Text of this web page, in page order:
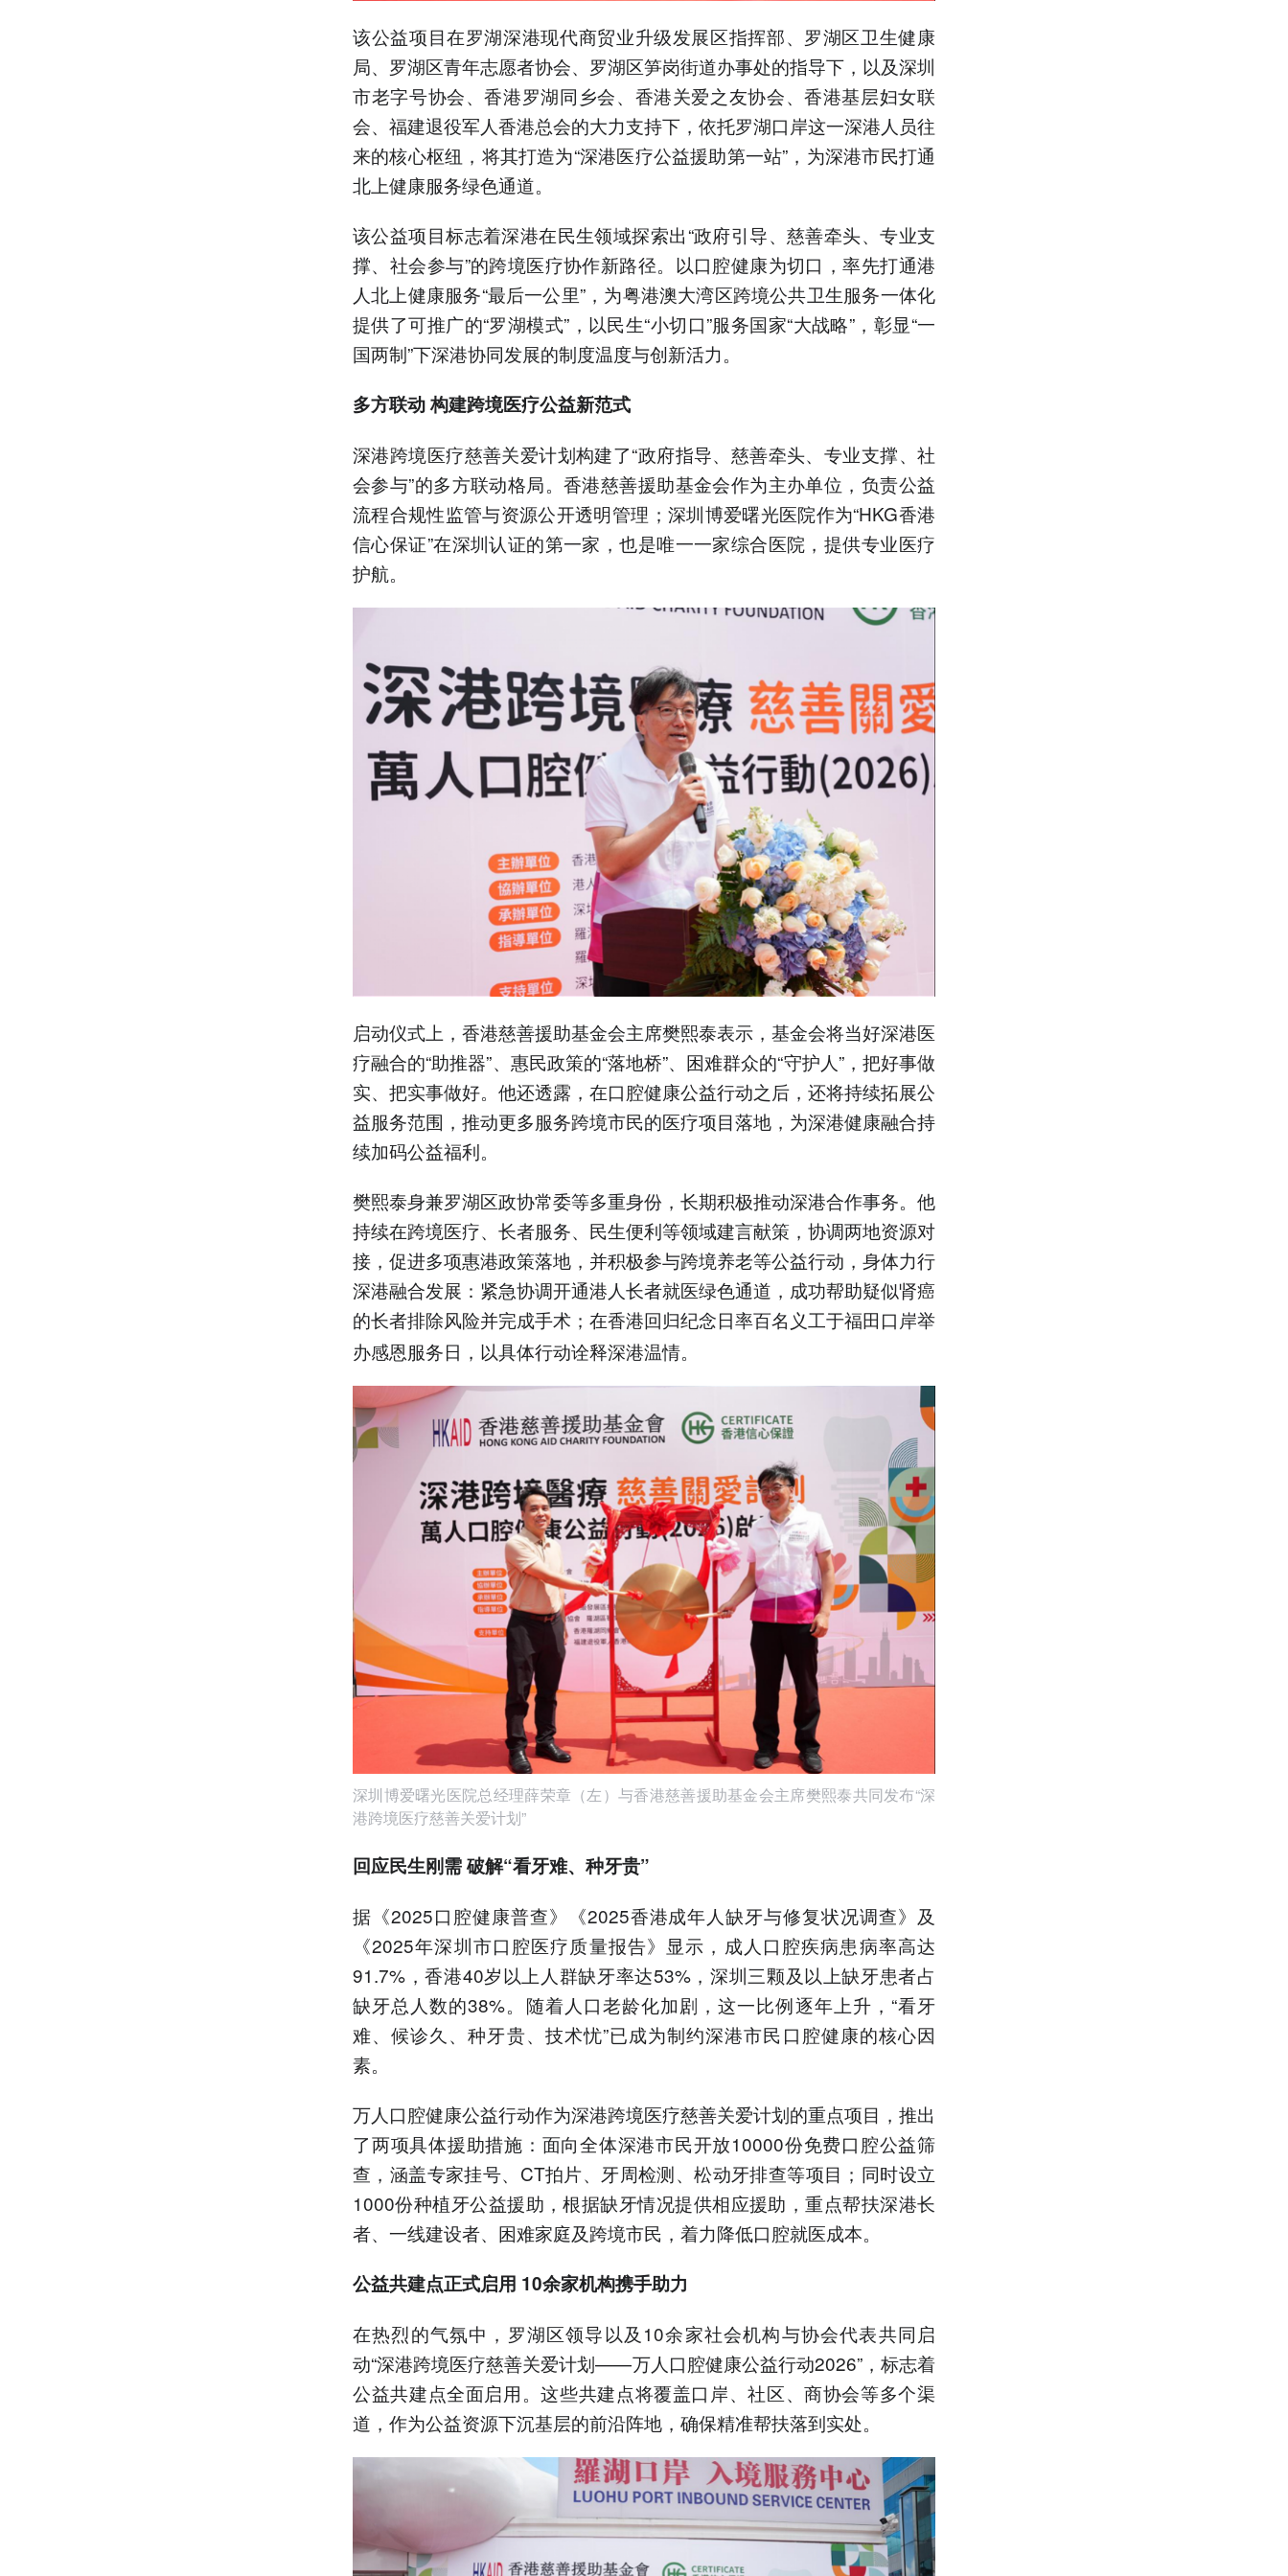
该公益项目在罗湖深港现代商贸业升级发展区指挥部、罗湖区卫生健康
局、罗湖区青年志愿者协会、罗湖区笋岗街道办事处的指导下，以及深圳
市老字号协会、香港罗湖同乡会、香港关爱之友协会、香港基层妇女联
会、福建退役军人香港总会的大力支持下，依托罗湖口岸这一深港人员往
来的核心枢纽，将其打造为“深港医疗公益援助第一站”，为深港市民打通
北上健康服务绿色通道。
该公益项目标志着深港在民生领域探索出“政府引导、慈善牵头、专业支
撑、社会参与”的跨境医疗协作新路径。以口腔健康为切口，率先打通港
人北上健康服务“最后一公里”，为粤港澳大湾区跨境公共卫生服务一体化
提供了可推广的“罗湖模式”，以民生“小切口”服务国家“大战略”，彰显“一
国两制”下深港协同发展的制度温度与创新活力。
多方联动 构建跨境医疗公益新范式
深港跨境医疗慈善关爱计划构建了“政府指导、慈善牵头、专业支撑、社
会参与”的多方联动格局。香港慈善援助基金会作为主办单位，负责公益
流程合规性监管与资源公开透明管理；深圳博爱曙光医院作为“HKG香港
信心保证”在深圳认证的第一家，也是唯一一家综合医院，提供专业医疗
护航。
启动仪式上，香港慈善援助基金会主席樊熙泰表示，基金会将当好深港医
疗融合的“助推器”、惠民政策的“落地桥”、困难群众的“守护人”，把好事做
实、把实事做好。他还透露，在口腔健康公益行动之后，还将持续拓展公
益服务范围，推动更多服务跨境市民的医疗项目落地，为深港健康融合持
续加码公益福利。
樊熙泰身兼罗湖区政协常委等多重身份，长期积极推动深港合作事务。他
持续在跨境医疗、长者服务、民生便利等领域建言献策，协调两地资源对
接，促进多项惠港政策落地，并积极参与跨境养老等公益行动，身体力行
深港融合发展：紧急协调开通港人长者就医绿色通道，成功帮助疑似肾癌
的长者排除风险并完成手术；在香港回归纪念日率百名义工于福田口岸举
办感恩服务日，以具体行动诠释深港温情。
深圳博爱曙光医院总经理薛荣章（左）与香港慈善援助基金会主席樊熙泰共同发布“深
港跨境医疗慈善关爱计划”
回应民生刚需 破解“看牙难、种牙贵”
据《2025口腔健康普查》《2025香港成年人缺牙与修复状况调查》及
《2025年深圳市口腔医疗质量报告》显示，成人口腔疾病患病率高达
91.7%，香港40岁以上人群缺牙率达53%，深圳三颗及以上缺牙患者占
缺牙总人数的38%。随着人口老龄化加剧，这一比例逐年上升，“看牙
难、候诊久、种牙贵、技术忧”已成为制约深港市民口腔健康的核心因
素。
万人口腔健康公益行动作为深港跨境医疗慈善关爱计划的重点项目，推出
了两项具体援助措施：面向全体深港市民开放10000份免费口腔公益筛
查，涵盖专家挂号、CT拍片、牙周检测、松动牙排查等项目；同时设立
1000份种植牙公益援助，根据缺牙情况提供相应援助，重点帮扶深港长
者、一线建设者、困难家庭及跨境市民，着力降低口腔就医成本。
公益共建点正式启用 10余家机构携手助力
在热烈的气氛中，罗湖区领导以及10余家社会机构与协会代表共同启
动“深港跨境医疗慈善关爱计划——万人口腔健康公益行动2026”，标志着
公益共建点全面启用。这些共建点将覆盖口岸、社区、商协会等多个渠
道，作为公益资源下沉基层的前沿阵地，确保精准帮扶落到实处。